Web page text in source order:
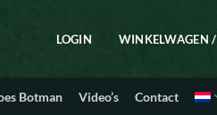
LOGIN WINKELWAGEN /
Botman Video’s Contact